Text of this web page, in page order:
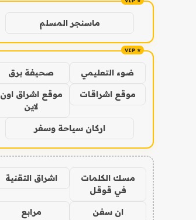
ماسنجر المسلم
ضوء التعليمي صحيفة برق
موقع اشراقات
موقع اشراق اون
لاين
اركان سياحة وسفر
مسك الكلمات
في قوقل
اشراق التقنية
ان سفن
مرابع